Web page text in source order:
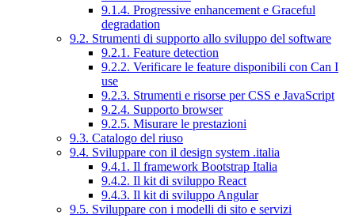
9.1.4. Progressive enhancement e Graceful
degradation
9.2. Strumenti di supporto allo sviluppo del software
9.2.1. Feature detection
9.2.2. Verificare le feature disponibili con Can I
use
9.2.3. Strumenti e risorse per CSS e JavaScript
9.2.4. Supporto browser
9.2.5. Misurare le prestazioni
9.3. Catalogo del riuso
9.4. Sviluppare con il design system .italia
9.4.1. Il framework Bootstrap Italia
9.4.2. Il kit di sviluppo React
9.4.3. Il kit di sviluppo Angular
9.5. Sviluppare con i modelli di sito e servizi